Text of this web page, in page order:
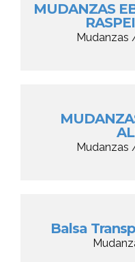
MUDANZAS
Balsa